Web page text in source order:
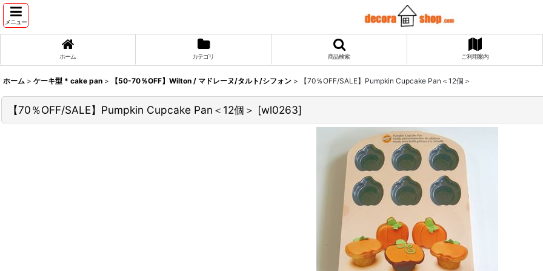
メニュー
ホーム カテゴリ 商品検索 ご利用案内
ホーム > ケーキ型 * cake pan > 【50-70％OFF】Wilton / マドレーヌ/タルト/シフォン > 【70％OFF/SALE】Pumpkin Cupcake Pan＜12個＞
【70％OFF/SALE】Pumpkin Cupcake Pan＜12個＞ [wl0263]